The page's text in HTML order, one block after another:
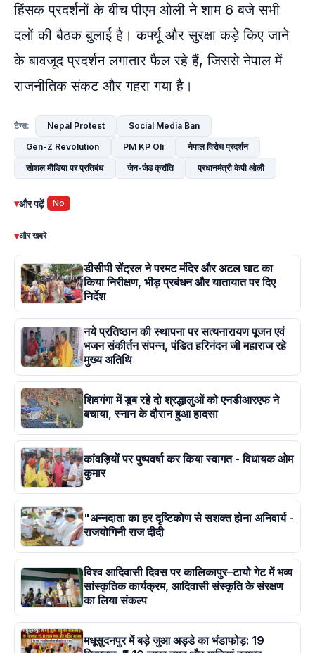
हिंसक प्रदर्शनों के बीच पीएम ओली ने शाम 6 बजे सभी
दलों की बैठक बुलाई है। कर्फ्यू और सुरक्षा कड़े किए जाने
के बावजूद प्रदर्शन लगातार फैल रहे हैं, जिससे नेपाल में
राजनीतिक संकट और गहरा गया है।
टैग्स: Nepal Protest
Social Media Ban
Gen-Z Revolution
PM KP Oli
नेपाल विरोध प्रदर्शन
सोशल मीडिया पर प्रतिबंध
जेन-जेड क्रांति प्रधानमंत्री केपी ओली
▾और पढ़ें No
▾और खबरें
डीसीपी सेंट्रल ने परमट मंदिर और अटल घाट का
किया निरीक्षण, भीड़ प्रबंधन और यातायात पर दिए
निर्देश
नये प्रतिष्ठान की स्थापना पर सत्यनारायण पूजन एवं
भजन संकीर्तन संपन्न, पंडित हरिनंदन जी महाराज रहे
मुख्य अतिथि
शिवगंगा में डूब रहे दो श्रद्धालुओं को एनडीआरएफ ने
बचाया, स्नान के दौरान हुआ हादसा
कांवड़ियों पर पुष्पवर्षा कर किया स्वागत - विधायक ओम
कुमार
"अन्नदाता का हर दृष्टिकोण से सशक्त होना अनिवार्य -
राजयोगिनी राज दीदी
विश्व आदिवासी दिवस पर कालिकापुर–टायो गेट में भव्य
सांस्कृतिक कार्यक्रम, आदिवासी संस्कृति के संरक्षण
का लिया संकल्प
मधूसुदनपुर में बड़े जुआ अड्डे का भंडाफोड़: 19